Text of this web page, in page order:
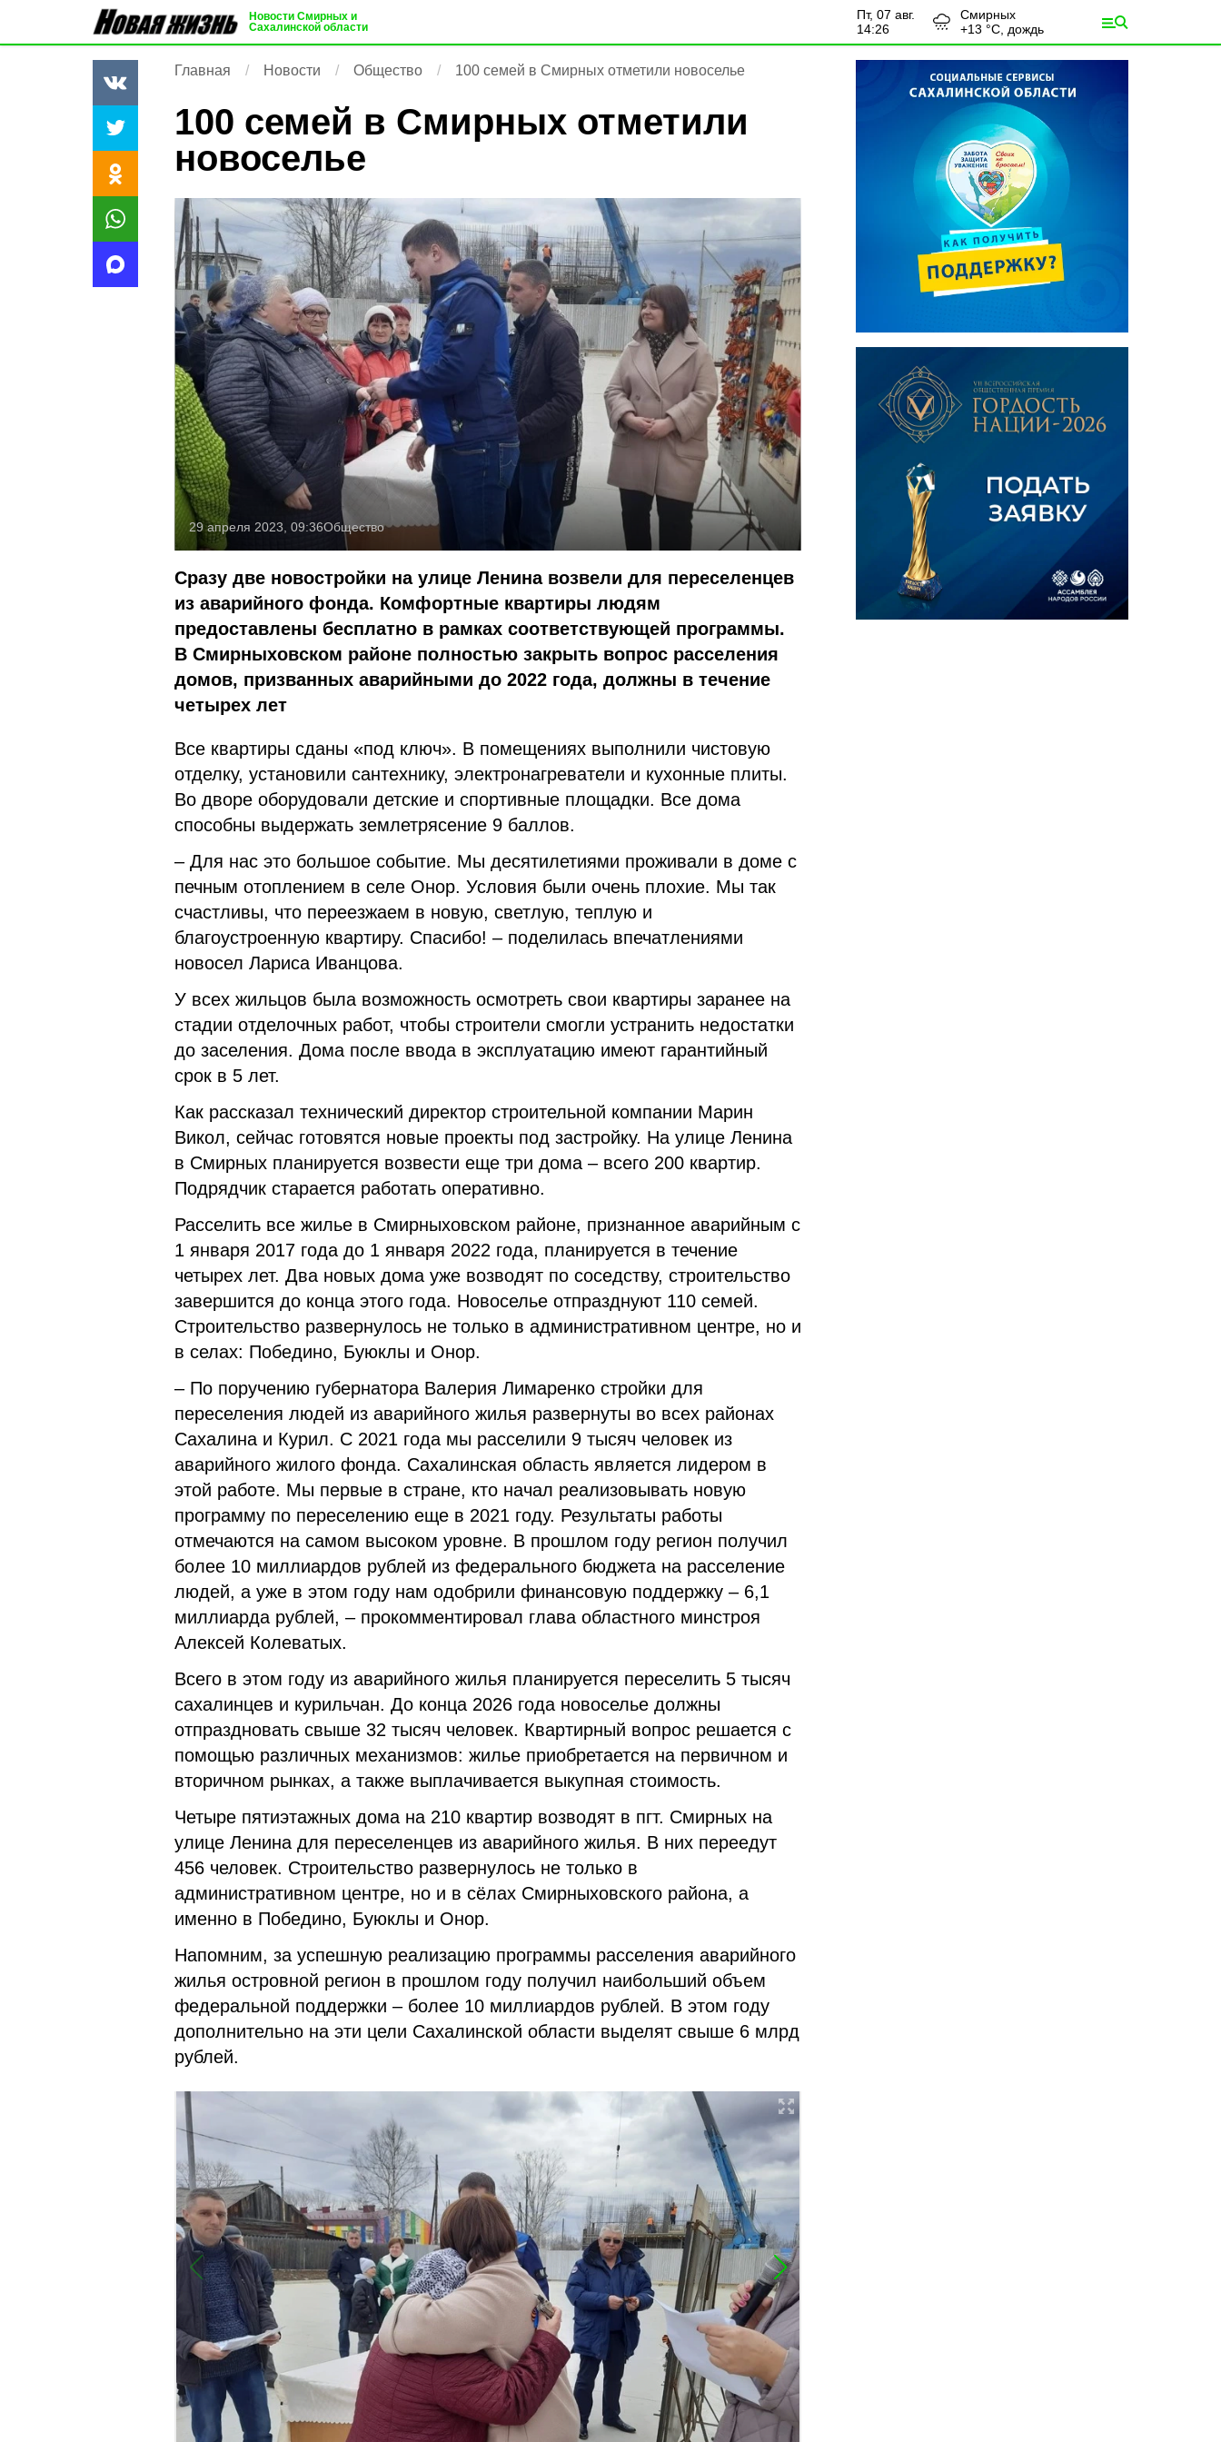
Новости Смирных и
Сахалинской области
пт, 07 авг.
14:26
Смирных
+13 °С, дождь
Главная Новости Общество 100 семей в Смирных отметили новоселье
100 семей в Смирных отметили
новоселье
29 апреля 2023, 09:36Общество
Сразу две новостройки на улице Ленина возвели для переселенцев
из аварийного фонда. Комфортные квартиры людям
предоставлены бесплатно в рамках соответствующей программы.
В Смирныховском районе полностью закрыть вопрос расселения
домов, призванных аварийными до 2022 года, должны в течение
четырех лет
Все квартиры сданы «под ключ». В помещениях выполнили чистовую
отделку, установили сантехнику, электронагреватели и кухонные плиты.
Во дворе оборудовали детские и спортивные площадки. Все дома
способны выдержать землетрясение 9 баллов.
– Для нас это большое событие. Мы десятилетиями проживали в доме с
печным отоплением в селе Онор. Условия были очень плохие. Мы так
счастливы, что переезжаем в новую, светлую, теплую и
благоустроенную квартиру. Спасибо! – поделилась впечатлениями
новосел Лариса Иванцова.
У всех жильцов была возможность осмотреть свои квартиры заранее на
стадии отделочных работ, чтобы строители смогли устранить недостатки
до заселения. Дома после ввода в эксплуатацию имеют гарантийный
срок в 5 лет.
Как рассказал технический директор строительной компании Марин
Викол, сейчас готовятся новые проекты под застройку. На улице Ленина
в Смирных планируется возвести еще три дома – всего 200 квартир.
Подрядчик старается работать оперативно.
Расселить все жилье в Смирныховском районе, признанное аварийным с
1 января 2017 года до 1 января 2022 года, планируется в течение
четырех лет. Два новых дома уже возводят по соседству, строительство
завершится до конца этого года. Новоселье отпразднуют 110 семей.
Строительство развернулось не только в административном центре, но и
в селах: Победино, Буюклы и Онор.
– По поручению губернатора Валерия Лимаренко стройки для
переселения людей из аварийного жилья развернуты во всех районах
Сахалина и Курил. С 2021 года мы расселили 9 тысяч человек из
аварийного жилого фонда. Сахалинская область является лидером в
этой работе. Мы первые в стране, кто начал реализовывать новую
программу по переселению еще в 2021 году. Результаты работы
отмечаются на самом высоком уровне. В прошлом году регион получил
более 10 миллиардов рублей из федерального бюджета на расселение
людей, а уже в этом году нам одобрили финансовую поддержку – 6,1
миллиарда рублей, – прокомментировал глава областного минстроя
Алексей Колеватых.
Всего в этом году из аварийного жилья планируется переселить 5 тысяч
сахалинцев и курильчан. До конца 2026 года новоселье должны
отпраздновать свыше 32 тысяч человек. Квартирный вопрос решается с
помощью различных механизмов: жилье приобретается на первичном и
вторичном рынках, а также выплачивается выкупная стоимость.
Четыре пятиэтажных дома на 210 квартир возводят в пгт. Смирных на
улице Ленина для переселенцев из аварийного жилья. В них переедут
456 человек. Строительство развернулось не только в
административном центре, но и в сёлах Смирныховского района, а
именно в Победино, Буюклы и Онор.
Напомним, за успешную реализацию программы расселения аварийного
жилья островной регион в прошлом году получил наибольший объем
федеральной поддержки – более 10 миллиардов рублей. В этом году
дополнительно на эти цели Сахалинской области выделят свыше 6 млрд
рублей.